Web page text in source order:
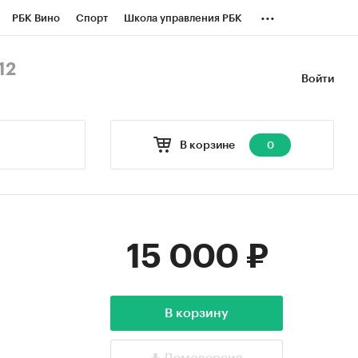
РБК Вино Спорт Школа управления РБК ...
Войти
В корзине 0
15 000 ₽
В корзину